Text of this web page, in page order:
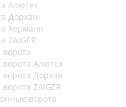
Алютех
Дорхан
Хёрманн
ZAIGER
Алютех
Дорхан
ZAIGER
ворота